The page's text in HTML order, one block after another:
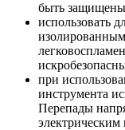
быть защищены
использовать
при
инструмента
Перепады